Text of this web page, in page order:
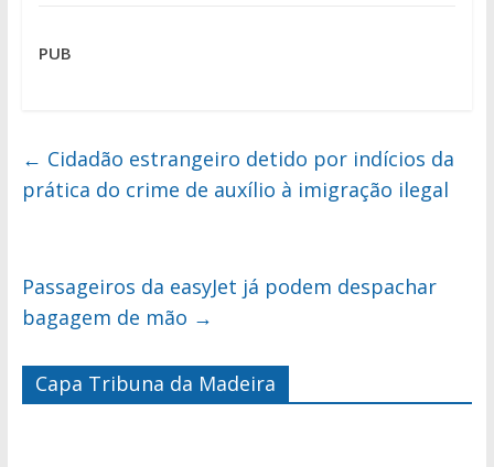
PUB
← Cidadão estrangeiro detido por indícios da
prática do crime de auxílio à imigração ilegal
Passageiros da easyJet já podem despachar
bagagem de mão →
Capa Tribuna da Madeira